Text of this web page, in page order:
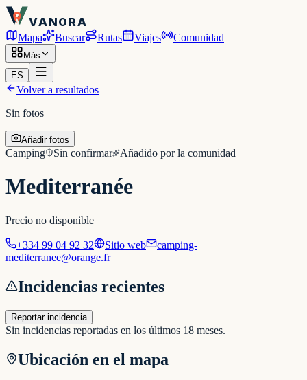
VANORA
Mapa Buscar Rutas Viajes Comunidad
Más
ES
Volver a resultados
Sin fotos
Añadir fotos
Camping Sin confirmar Añadido por la comunidad
Mediterranée
Precio no disponible
+334 99 04 92 32 Sitio web
camping-
mediterranee@orange.fr
Incidencias recientes
Reportar incidencia
Sin incidencias reportadas en los últimos 18 meses.
Ubicación en el mapa